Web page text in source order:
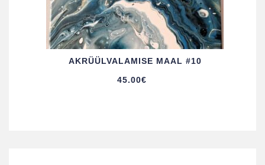
AKRÜÜL­VALAMISE MAAL #10
45.00€